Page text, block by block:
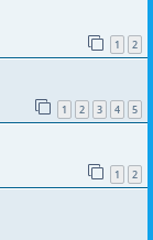
1 2
1 2 3 4 5
1 2